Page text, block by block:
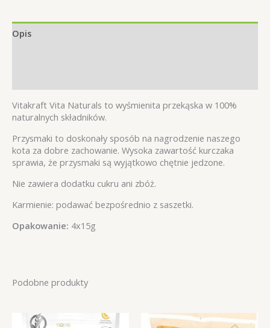
Opis
Vitakraft Vita Naturals to wyśmienita przekąska w 100%
naturalnych składników.
Przysmaki to doskonały sposób na nagrodzenie naszego
kota za dobre zachowanie. Wysoka zawartość kurczaka
sprawia, że przysmaki są wyjątkowo chętnie jedzone.
Nie zawiera dodatku cukru ani zbóż.
Karmienie: podawać bezpośrednio z saszetki.
Opakowanie: 4x15g
Podobne produkty